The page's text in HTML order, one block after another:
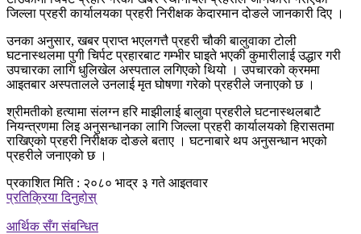
जिल्ला प्रहरी कार्यालयका प्रहरी निरीक्षक केदारमान दोङले जानकारी दिए ।
उनका अनुसार, खबर प्राप्त भएलगत्तै प्रहरी चौकी बालुवाका टोली
घटनास्थलमा पुगी चिर्पट प्रहारबाट गम्भीर घाइते भएकी कुमारीलाई उद्धार गरी
उपचारका लागि धुलिखेल अस्पताल लगिएको थियो । उपचारको क्रममा
आइतबार अस्पतालले उनलाई मृत घोषणा गरेको प्रहरीले जनाएको छ ।
श्रीमतीको हत्यामा संलग्न हरि माझीलाई बालुवा प्रहरीले घटनास्थलबाटै
नियन्त्रणमा लिइ अनुसन्धानका लागि जिल्ला प्रहरी कार्यालयको हिरासतमा
राखिएको प्रहरी निरीक्षक दोङले बताए । घटनाबारे थप अनुसन्धान भएको
प्रहरीले जनाएको छ ।
प्रकाशित मिति : २०८० भाद्र ३ गते आइतवार
प्रतिक्रिया दिनुहोस्
आर्थिक सँग संबन्धित